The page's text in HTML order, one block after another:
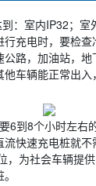
：室内IP32；
充电时，要检
路，加油站，
车辆能正常出
6到8个小时左右
快速充电桩就
为社会车辆提